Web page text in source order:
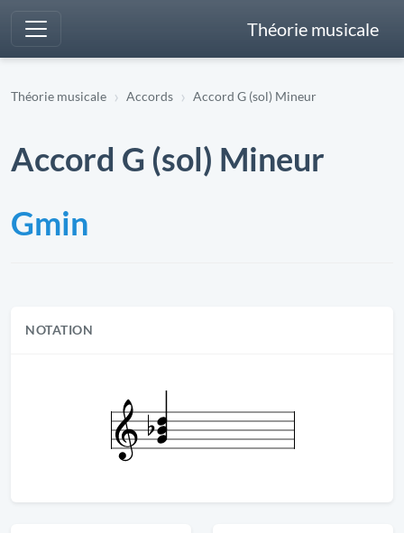
Théorie musicale
Théorie musicale Accords Accord G (sol) Mineur
Accord G (sol) Mineur
Gmin
NOTATION